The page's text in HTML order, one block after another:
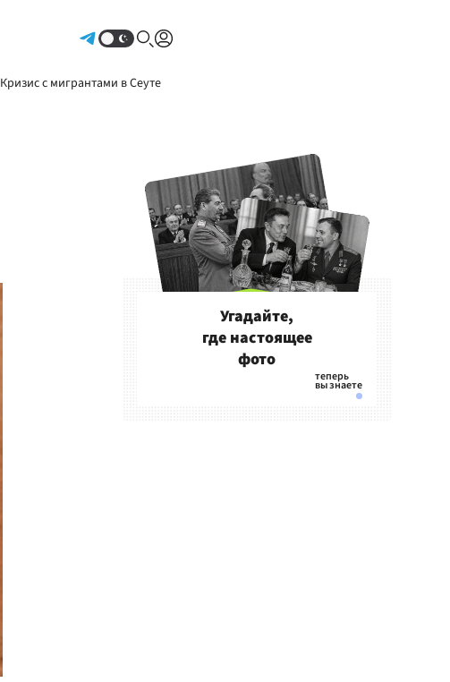
Кризис с мигрантами в Сеуте
Угадайте,
где настоящее
фото